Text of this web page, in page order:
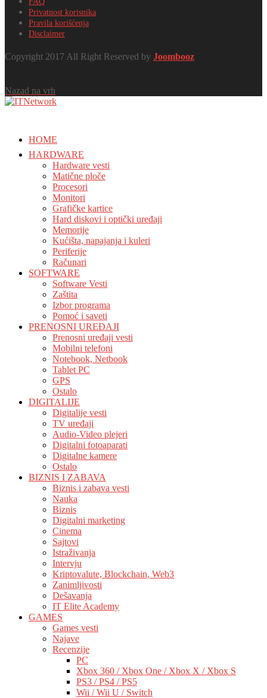
Privatnost korisnika
Pravila korišćenja
Disclaimer
Copyright 2017 All Right Reserved by Joombooz
Nazad na vrh
HOME
HARDWARE
Hardware vesti
Matične ploče
Procesori
Monitori
Grafičke kartice
Hard diskovi i optički uređaji
Memorije
Kućišta, napajanja i kuleri
Periferije
Računari
SOFTWARE
Software Vesti
Zaštita
Izbor programa
Pomoć i saveti
PRENOSNI UREĐAJI
Prenosni uređaji vesti
Mobilni telefoni
Notebook, Netbook
Tablet PC
GPS
Ostalo
DIGITALIJE
Digitalije vesti
TV uređaji
Audio-Video plejeri
Digitalni fotoaparati
Digitalne kamere
Ostalo
BIZNIS I ZABAVA
Biznis i zabava vesti
Nauka
Biznis
Digitalni marketing
Cinema
Sajtovi
Istraživanja
Intervju
Kriptovalute, Blockchain, Web3
Zanimljivosti
Dešavanja
IT Elite Academy
GAMES
Games vesti
Najave
Recenzije
PC
Xbox 360 / Xbox One / Xbox X / Xbox S
PS3 / PS4 / PS5
Wii / Wii U / Switch